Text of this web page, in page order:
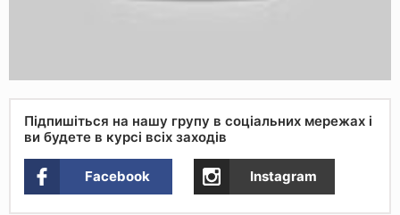
Підпишіться на нашу групу в соціальних мережах і
ви будете в курсі всіх заходів
Facebook Instagram